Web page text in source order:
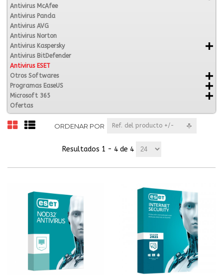
Antivirus McAfee
Antivirus Panda
Antivirus AVG
Antivirus Norton
Antivirus Kaspersky
Antivirus BitDefender
Antivirus ESET
Otros Softwares
Programas EaseUS
Microsoft 365
Ofertas
ORDENAR POR Ref. del producto +/-
Resultados 1 - 4 de 4